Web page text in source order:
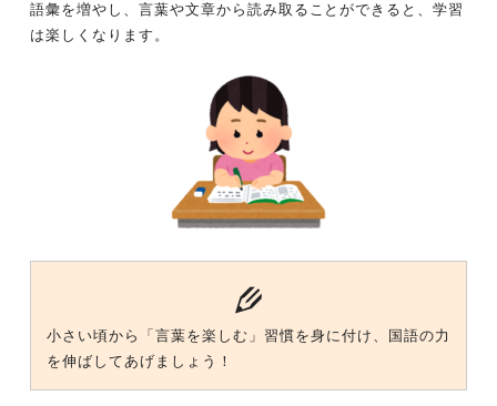
語彙を増やし、言葉や文章から読み取ることができると、学習
は楽しくなります。
小さい頃から「言葉を楽しむ」習慣を身に付け、国語の力
を伸ばしてあげましょう！